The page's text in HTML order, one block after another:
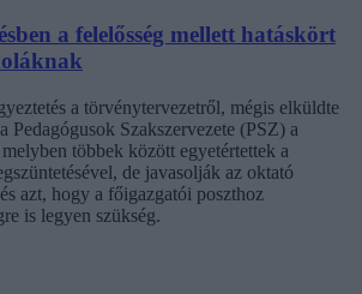
a felelősség mellett hatáskört
a törvénytervezetről, mégis elküldte
Pedagógusok Szakszervezete (PSZ) a
többek között egyetértettek a
de javasolják az oktató
azt, hogy a főigazgatói poszthoz
is legyen szükség.